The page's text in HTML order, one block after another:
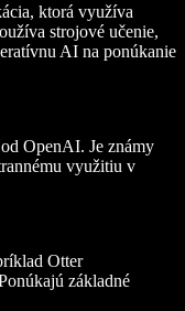
ktorá využíva
strojové učenie,
AI na ponúkanie
OpenAI. Je známy
využitiu v
Otter
základné